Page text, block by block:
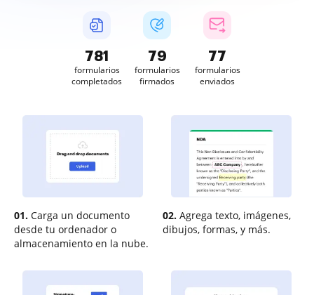
782
formularios
completados
79
formularios
firmados
77
formularios
enviados
01. Carga un documento
desde tu ordenador o
almacenamiento en la nube.
02. Agrega texto, imágenes,
dibujos, formas, y más.